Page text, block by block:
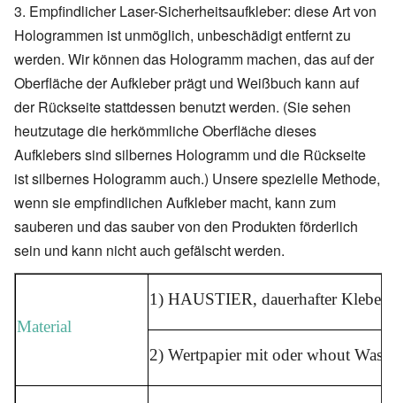
3. Empfindlicher Laser-Sicherheitsaufkleber: diese Art von
Hologrammen ist unmöglich, unbeschädigt entfernt zu
werden. Wir können das Hologramm machen, das auf der
Oberfläche der Aufkleber prägt und Weißbuch kann auf
der Rückseite stattdessen benutzt werden. (Sie sehen
heutzutage die herkömmliche Oberfläche dieses
Aufklebers sind silbernes Hologramm und die Rückseite
ist silbernes Hologramm auch.) Unsere spezielle Methode,
wenn sie empfindlichen Aufkleber macht, kann zum
sauberen und das sauber von den Produkten förderlich
sein und kann nicht auch gefälscht werden.
Material
1) HAUSTIER, dauerhafter Kleber
2) Wertpapier mit oder whout